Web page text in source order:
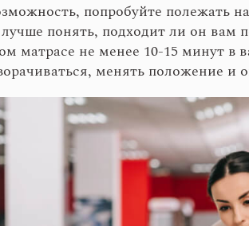
попробуйте полежать
понять, подходит ли он вам
матрасе не менее 10-15 минут в
менять положение и